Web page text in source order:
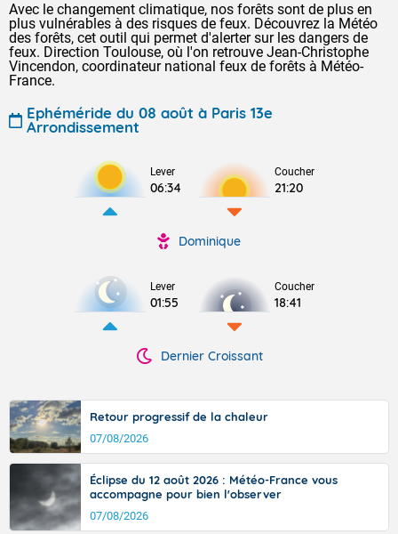
Avec le changement climatique, nos forêts sont de plus en
plus vulnérables à des risques de feux. Découvrez la Météo
des forêts, cet outil qui permet d'alerter sur les dangers de
feux. Direction Toulouse, où l'on retrouve Jean-Christophe
Vincendon, coordinateur national feux de forêts à Météo-
France.
Ephéméride du 08 août à Paris 13e
Arrondissement
Lever
06:34
Coucher
21:20
Dominique
Lever
01:55
Coucher
18:41
Dernier Croissant
Retour progressif de la chaleur
07/08/2026
Éclipse du 12 août 2026 : Météo-France vous
accompagne pour bien l'observer
07/08/2026